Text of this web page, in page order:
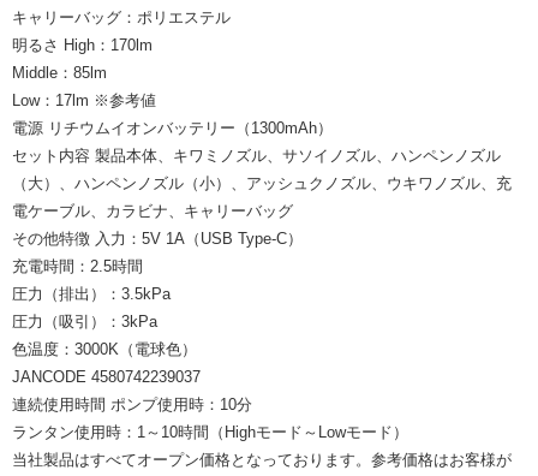
キャリーバッグ：ポリエステル
明るさ High：170lm
Middle：85lm
Low：17lm ※参考値
電源 リチウムイオンバッテリー（1300mAh）
セット内容 製品本体、キワミノズル、サソイノズル、ハンペンノズル
（大）、ハンペンノズル（小）、アッシュクノズル、ウキワノズル、充
電ケーブル、カラビナ、キャリーバッグ
その他特徴 入力：5V 1A（USB Type-C）
充電時間：2.5時間
圧力（排出）：3.5kPa
圧力（吸引）：3kPa
色温度：3000K（電球色）
JANCODE 4580742239037
連続使用時間 ポンプ使用時：10分
ランタン使用時：1～10時間（Highモード～Lowモード）
当社製品はすべてオープン価格となっております。参考価格はお客様が